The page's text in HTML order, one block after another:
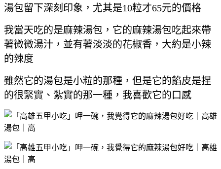
湯包留下深刻印象 ，尤其是10粒才65元的價格
我當天吃的是麻辣湯包，它的麻辣湯包吃起來帶
著微微湯汁，並有著淡淡的花椒香 ，大約是小辣
的辣度
雖然它的湯包是小粒的那種，但是它的餡皮是捏
的很緊實、紮實的那一種，我喜歡它的口感